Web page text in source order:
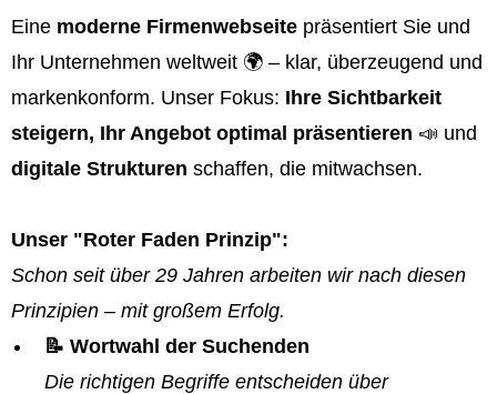
Eine moderne Firmenwebseite präsentiert Sie und
Ihr Unternehmen weltweit 🌍 – klar, überzeugend und
markenkonform. Unser Fokus: Ihre Sichtbarkeit
steigern, Ihr Angebot optimal präsentieren 📣 und
digitale Strukturen schaffen, die mitwachsen.
Unser "Roter Faden Prinzip":
Schon seit über 29 Jahren arbeiten wir nach diesen
Prinzipien – mit großem Erfolg.
📝 Wortwahl der Suchenden
Die richtigen Begriffe entscheiden über